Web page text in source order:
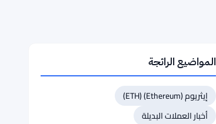
المواضيع الرائجة
إيثريوم (Ethereum) (ETH)
أخبار العملات البديلة